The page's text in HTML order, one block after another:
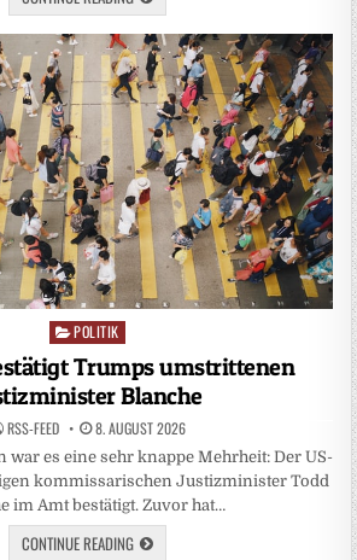
Posted
in
POLITIK
Trumps umstrittenen
Blanche
RSS-FEED 8. AUGUST 2026
war es eine sehr knappe Mehrheit: Der US-
kommissarischen Justizminister Todd
im Amt bestätigt. Zuvor hat…
CONTINUE READING